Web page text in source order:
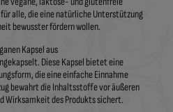
alle, die eine natürliche Unterstützung
bewusster fördern wollen.
Kapsel aus
Diese Kapsel bietet eine
die eine einfache Einnahme
bewahrt die Inhaltsstoffe vor äußeren
Wirksamkeit des Produkts sichert.